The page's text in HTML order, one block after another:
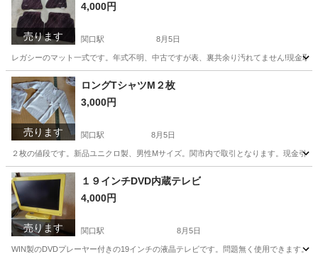
売ります
4,000円
関口駅 8月5日
レガシーのマット一式です。年式不明、中古ですが表、裏共余り汚れてません!現金
岐阜 関市 関口駅 内装、インテリア
売ります
ロングTシャツM２枚
3,000円
関口駅 8月5日
２枚の値段です。新品ユニクロ製、男性Mサイズ。関市内で取引となります。現金引
岐阜 関市 関口駅 家具 ユニクロ
売ります
１９インチDVD内蔵テレビ
4,000円
関口駅 8月5日
WIN製のDVDプレーヤー付きの19インチの液晶テレビです。問題無く使用できます。